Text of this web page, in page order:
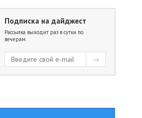
Подписка на дайджест
Рассылка выходит раз в сутки по
вечерам.